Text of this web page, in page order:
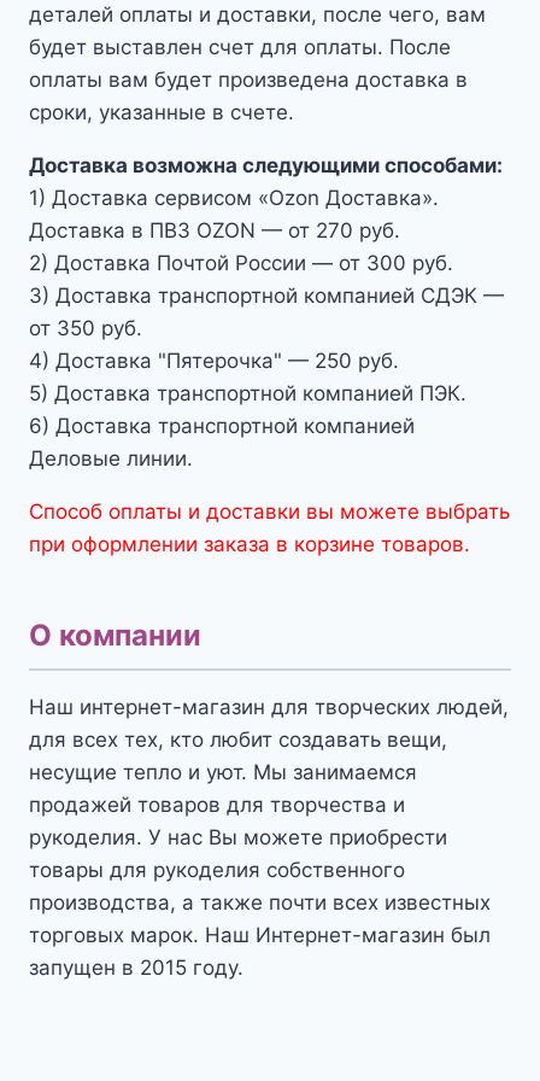
деталей оплаты и доставки, после чего, вам
будет выставлен счет для оплаты. После
оплаты вам будет произведена доставка в
сроки, указанные в счете.
Доставка возможна следующими способами:
1) Доставка сервисом «Ozon Доставка».
Доставка в ПВЗ OZON — от 270 руб.
2) Доставка Почтой России — от 300 руб.
3) Доставка транспортной компанией СДЭК —
от 350 руб.
4) Доставка "Пятерочка" — 250 руб.
5) Доставка транспортной компанией ПЭК.
6) Доставка транспортной компанией
Деловые линии.
Способ оплаты и доставки вы можете выбрать
при оформлении заказа в корзине товаров.
О компании
Наш интернет-магазин для творческих людей,
для всех тех, кто любит создавать вещи,
несущие тепло и уют. Мы занимаемся
продажей товаров для творчества и
рукоделия. У нас Вы можете приобрести
товары для рукоделия собственного
производства, а также почти всех известных
торговых марок. Наш Интернет-магазин был
запущен в 2015 году.